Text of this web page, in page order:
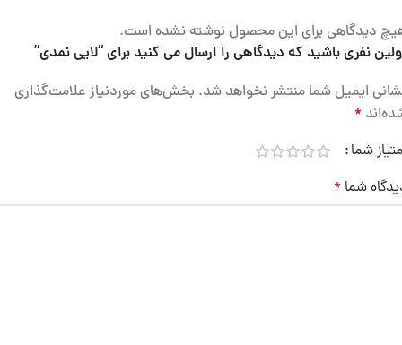
دیدگاهی برای این محصول نوشته نشده است.
نفری باشید که دیدگاهی را ارسال می کنید برای “لایی نمدی”
ایمیل شما منتشر نخواهد شد. بخش‌های موردنیاز علامت‌گذاری
*
شما
شما *